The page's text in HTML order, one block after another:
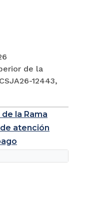
de la
12443,
la Rama
atención